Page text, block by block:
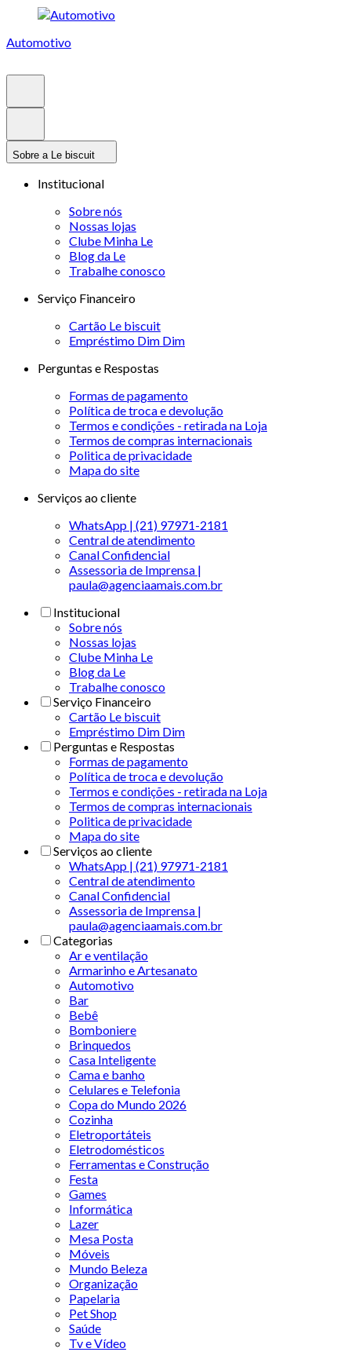
Automotivo
Sobre a Le biscuit
Institucional
Sobre nós
Nossas lojas
Clube Minha Le
Blog da Le
Trabalhe conosco
Serviço Financeiro
Cartão Le biscuit
Empréstimo Dim Dim
Perguntas e Respostas
Formas de pagamento
Política de troca e devolução
Termos e condições - retirada na Loja
Termos de compras internacionais
Politica de privacidade
Mapa do site
Serviços ao cliente
WhatsApp | (21) 97971-2181
Central de atendimento
Canal Confidencial
Assessoria de Imprensa |
paula@agenciaamais.com.br
Institucional
Sobre nós
Nossas lojas
Clube Minha Le
Blog da Le
Trabalhe conosco
Serviço Financeiro
Cartão Le biscuit
Empréstimo Dim Dim
Perguntas e Respostas
Formas de pagamento
Política de troca e devolução
Termos e condições - retirada na Loja
Termos de compras internacionais
Politica de privacidade
Mapa do site
Serviços ao cliente
WhatsApp | (21) 97971-2181
Central de atendimento
Canal Confidencial
Assessoria de Imprensa |
paula@agenciaamais.com.br
Categorias
Ar e ventilação
Armarinho e Artesanato
Automotivo
Bar
Bebê
Bomboniere
Brinquedos
Casa Inteligente
Cama e banho
Celulares e Telefonia
Copa do Mundo 2026
Cozinha
Eletroportáteis
Eletrodomésticos
Ferramentas e Construção
Festa
Games
Informática
Lazer
Mesa Posta
Móveis
Mundo Beleza
Organização
Papelaria
Pet Shop
Saúde
Tv e Vídeo